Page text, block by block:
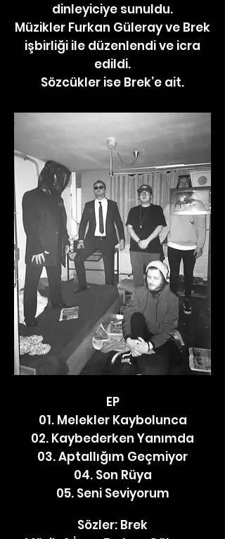
dinleyiciye sunuldu.
Müzikler Furkan Güleray ve Brek
işbirliği ile düzenlendi ve icra
edildi.
Sözcükler ise Brek’e ait.
EP
01. Melekler Kaybolunca
02. Kaybederken Yanımda
03. Aptallığım Geçmiyor
04. Son Rüya
05. Seni Seviyorum
Sözler: Brek